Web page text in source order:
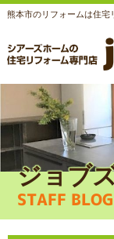
熊本市のリフォームは住宅
ジョブ
STAFF BLOG